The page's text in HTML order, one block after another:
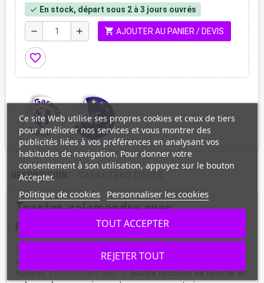
check En stock, départ sous 2 à 3 jours ouvrés
remove add shopping_cart AJOUTER AU PANIER / DEVIS
favorite_border
DESCRIPTION
Toaster-salamandre avec
minuterie, 2 étages
amovibles avec poignée pourcuire sur 2 niveaux séparés
Appareil très puissant avec ladouble fonction de toaster et
Ce site Web utilise ses propres cookies et ceux de tiers
pour améliorer nos services et vous montrer des
publicités liées à vos préférences en analysant vos
habitudes de navigation. Pour donner votre
consentement à son utilisation, appuyez sur le bouton
Accepter.
Politique de cookies Personnaliser les cookies
REJETER TOUT
TOUT ACCEPTER